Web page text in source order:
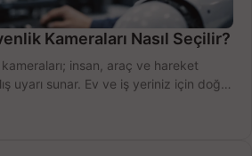
Kameraları Nasıl Seçilir?
insan, araç ve hareket
uyarı sunar. Ev ve iş yeriniz için doğru